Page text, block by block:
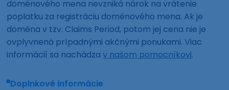
doménového mena nevzniká nárok na vrátenie
poplatku za registráciu doménového mena. Ak je
doména v tzv. Claims Period, potom jej cena nie je
ovplyvnená prípadnými akčnými ponukami. Viac
informácií sa nachádzav našom pomocníkovi.
Doplnkové informácie